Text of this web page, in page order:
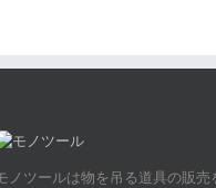
ノツールは物を吊る道具の販